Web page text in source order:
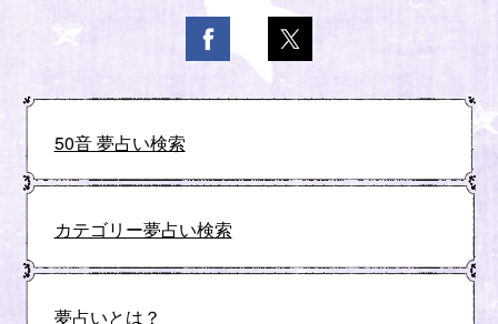
50音 夢占い検索
カテゴリー夢占い検索
夢占いとは？